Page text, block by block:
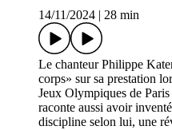
14/11/2024
28 min
Le chanteur Philippe
corps» sur sa prestation
Jeux Olympiques de
raconte aussi avoir
discipline selon lui, une